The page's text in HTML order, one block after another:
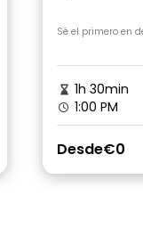
medieval
Sé el primero en
1h 30min
1:00 PM
Desde€0